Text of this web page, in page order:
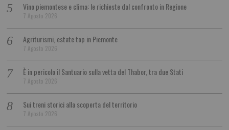
Vino piemontese e clima: le richieste dal confronto in Regione
7 Agosto 2026
Agriturismi, estate top in Piemonte
7 Agosto 2026
È in pericolo il Santuario sulla vetta del Thabor, tra due Stati
7 Agosto 2026
Sui treni storici alla scoperta del territorio
7 Agosto 2026